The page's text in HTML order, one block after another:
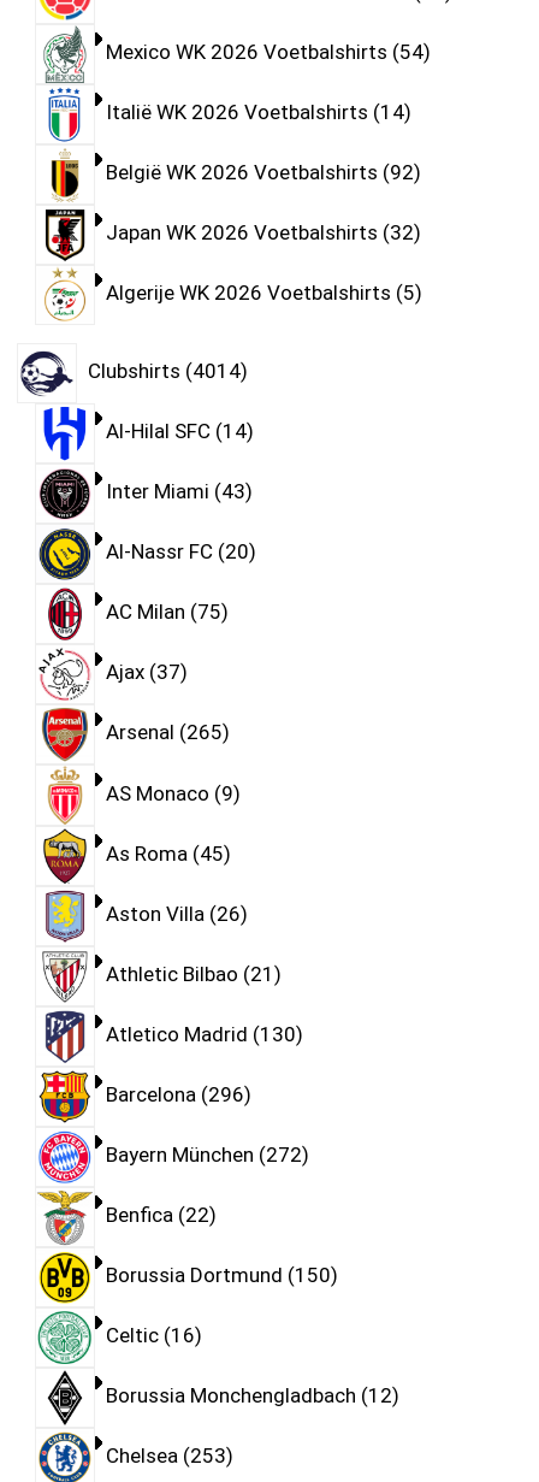
Mexico WK 2026 Voetbalshirts 54
Italië WK 2026 Voetbalshirts 14
België WK 2026 Voetbalshirts 92
Japan WK 2026 Voetbalshirts 32
Algerije WK 2026 Voetbalshirts 5
Clubshirts 4014
Al-Hilal SFC 14
Inter Miami 43
Al-Nassr FC 20
AC Milan 75
Ajax 37
Arsenal 265
AS Monaco 9
As Roma 45
Aston Villa 26
Athletic Bilbao 21
Atletico Madrid 130
Barcelona 296
Bayern München 272
Benfica 22
Borussia Dortmund 150
Celtic 16
Borussia Monchengladbach 12
Chelsea 253